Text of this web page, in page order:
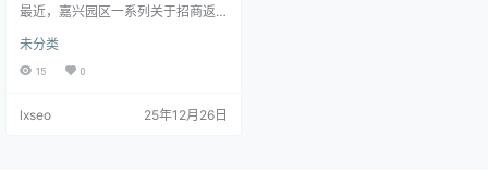
光，背后藏着怎样的真相？
最近，嘉兴园区一系列关于招商返
论，许多人开始质疑这些返税政策
的实施是否存在公平性和透明度的
益。 招商返税是许多地方为了吸引
未分类
15 0
lxseo 25年12月26日